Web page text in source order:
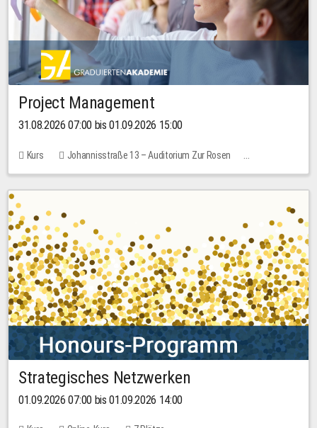
Project Management
31.08.2026 07:00 bis 01.09.2026 15:00
Kurs
Johannisstraße 13 – Auditorium Zur Rosen
Keine freien Plätze
30,00 EUR
Strategisches Netzwerken
01.09.2026 07:00 bis 01.09.2026 14:00